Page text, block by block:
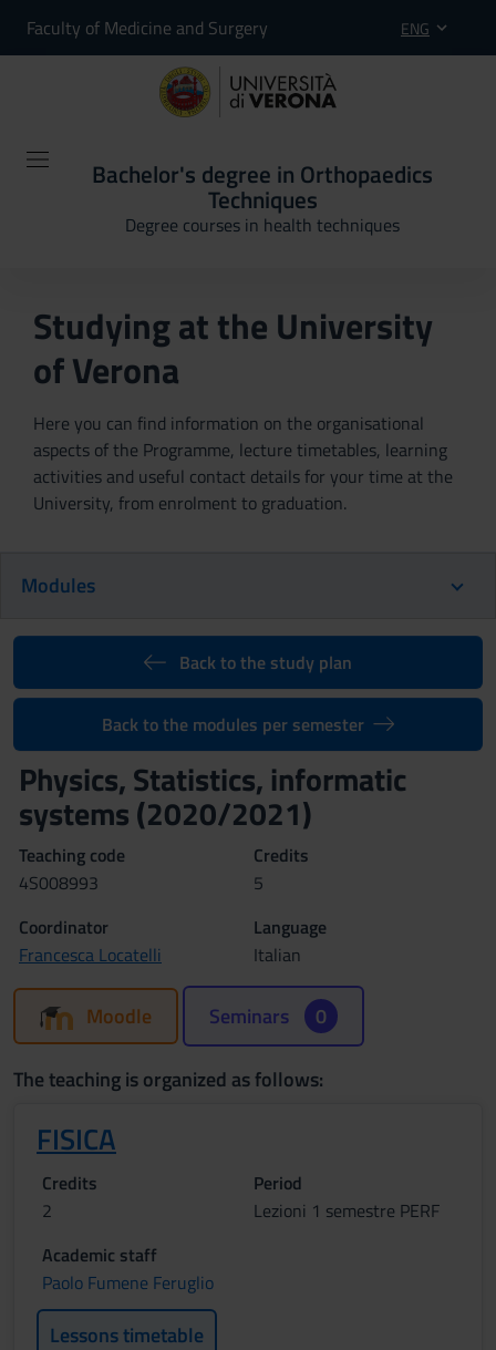
Faculty of Medicine and Surgery ENG
Bachelor's degree in Orthopaedics
Techniques
Degree courses in health techniques
Studying at the University
of Verona
Here you can find information on the organisational
aspects of the Programme, lecture timetables, learning
activities and useful contact details for your time at the
University, from enrolment to graduation.
Modules
Back to the study plan
Back to the modules per semester
Physics, Statistics, informatic
systems (2020/2021)
Teaching code
4S008993
Credits
5
Coordinator
Francesca Locatelli
Language
Italian
Moodle Seminars 0
The teaching is organized as follows:
FISICA
Credits
2
Period
Lezioni 1 semestre PERF
Academic staff
Paolo Fumene Feruglio
Lessons timetable